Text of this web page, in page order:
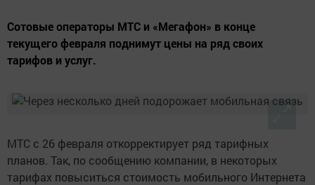
Сотовые операторы МТС и «Мегафон» в конце
текущего февраля поднимут цены на ряд своих
тарифов и услуг.
МТС с 26 февраля откорректирует ряд тарифных
планов. Так, по сообщению компании, в некоторых
тарифах повыситься стоимость мобильного Интернета